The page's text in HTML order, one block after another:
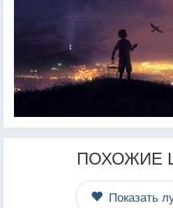
ПОХОЖИЕ
Показать